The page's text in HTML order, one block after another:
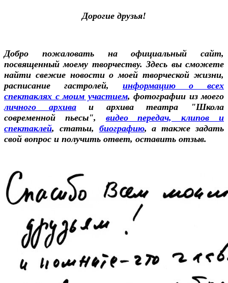
Дорогие друзья!
Добро пожаловать на официальный сайт,
посвященный моему творчеству. Здесь вы сможете
найти свежие новости о моей творческой жизни,
расписание гастролей, информацию о всех
спектаклях с моим участием, фотографии из моего
личного архиваи архива театра "Школа
современной пьесы", видео передач, клипов и
спектаклей, статьи, биографию, а также задать
свой вопрос и получить ответ, оставить отзыв.